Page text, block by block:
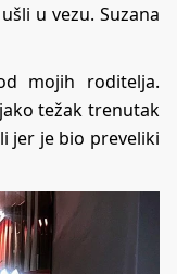
u vezu. Suzana
mojih roditelja.
težak trenutak
jer je bio preveliki